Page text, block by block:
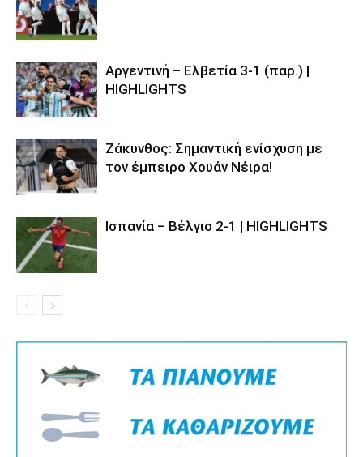
Αργεντινή – Ελβετία 3-1 (παρ.) |
HIGHLIGHTS
Ζάκυνθος: Σημαντική ενίσχυση με
τον έμπειρο Χουάν Νέιρα!
Ισπανία – Βέλγιο 2-1 | HIGHLIGHTS